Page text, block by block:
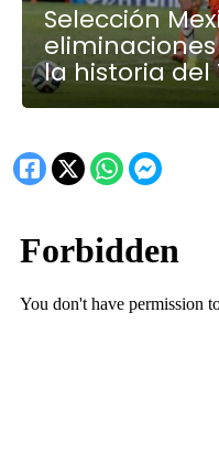
Selección
la historia del